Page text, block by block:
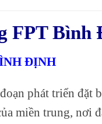
FPT Bình
ĐỊNH
phát triển đặt
miền trung, nơi